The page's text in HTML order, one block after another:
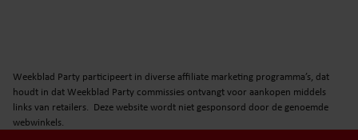
Weekblad Party participeert in diverse affiliate marketing programma’s, dat
houdt in dat Weekblad Party commissies ontvangt voor aankopen middels
links van retailers. Deze website wordt niet gesponsord door de genoemde
webwinkels.